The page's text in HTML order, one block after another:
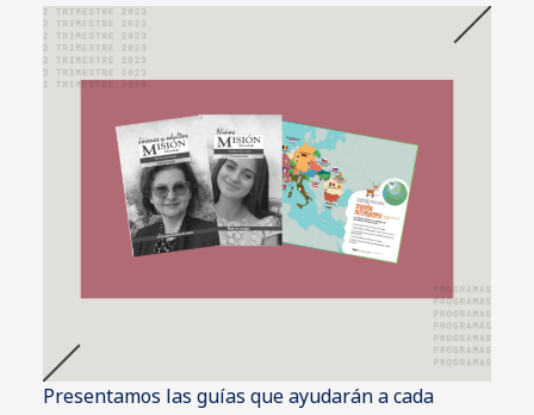
Presentamos las guías que ayudarán a cada